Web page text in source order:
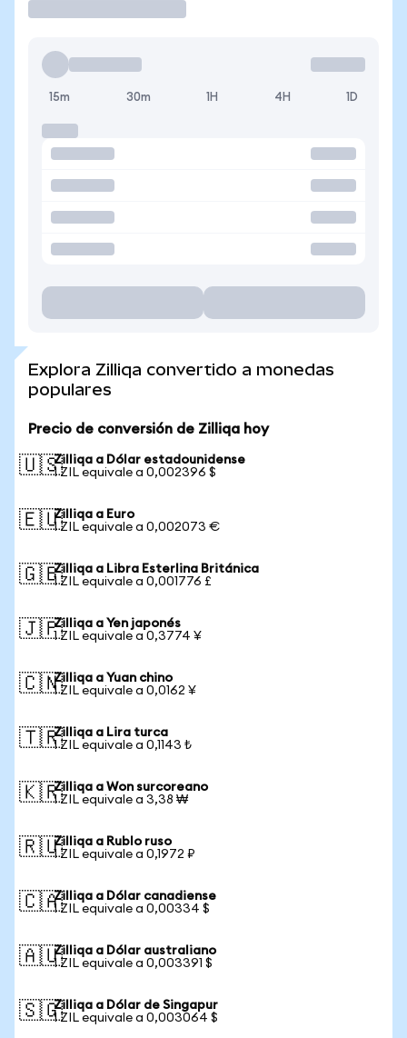
15m 30m 1H 4H 1D
Explora Zilliqa convertido a monedas
populares
Precio de conversión de Zilliqa hoy
🇺🇸Zilliqa a Dólar estadounidense
1 ZIL equivale a 0,002396 $
🇪🇺Zilliqa a Euro
1 ZIL equivale a 0,002073 €
🇬🇧Zilliqa a Libra Esterlina Británica
1 ZIL equivale a 0,001776 £
🇯🇵Zilliqa a Yen japonés
1 ZIL equivale a 0,3774 ¥
🇨🇳Zilliqa a Yuan chino
1 ZIL equivale a 0,0162 ¥
🇹🇷Zilliqa a Lira turca
1 ZIL equivale a 0,1143 ₺
🇰🇷Zilliqa a Won surcoreano
1 ZIL equivale a 3,38 ₩
🇷🇺Zilliqa a Rublo ruso
1 ZIL equivale a 0,1972 ₽
🇨🇦Zilliqa a Dólar canadiense
1 ZIL equivale a 0,00334 $
🇦🇺Zilliqa a Dólar australiano
1 ZIL equivale a 0,003391 $
🇸🇬Zilliqa a Dólar de Singapur
1 ZIL equivale a 0,003064 $